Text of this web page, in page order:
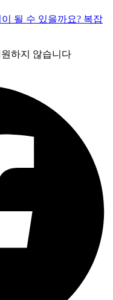
될 수 있을까요? 복잡
하지 않습니다